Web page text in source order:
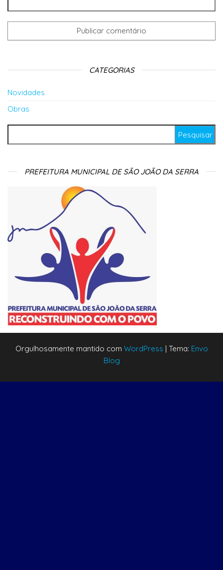
CATEGORIAS
Novidades
Obras
PREFEITURA MUNICIPAL DE SÃO JOÃO DA SERRA
Orgulhosamente mantido com WordPress | Tema: Envo
Blog